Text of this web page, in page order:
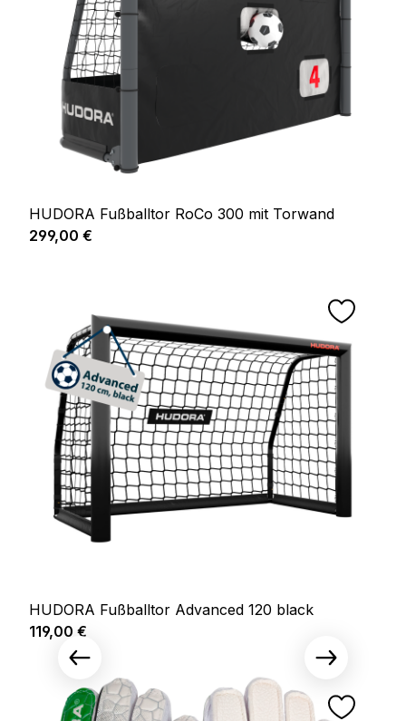
HUDORA Fußballtor RoCo 300 mit Torwand
Regulärer Preis:
299,00 €
HUDORA Fußballtor Advanced 120 black
Regulärer Preis:
119,00 €